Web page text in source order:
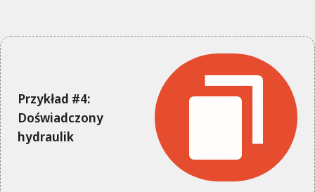
Przykład #4:
Doświadczony
hydraulik